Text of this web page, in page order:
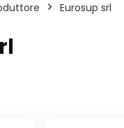
‎Eurosup srl